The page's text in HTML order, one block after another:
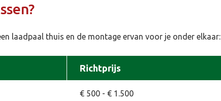
laadpaal thuis en de montage ervan voor je onder elkaar:
Richtprijs
€ 500 - € 1.500